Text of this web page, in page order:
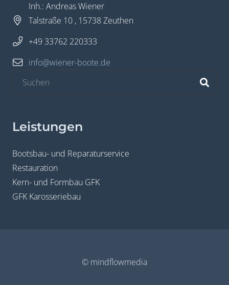
Inh.: Andreas Wiener
Talstraße 10 , 15738 Zeuthen
+49 33762 220333
info@wiener-boote.de
Leistungen
Bootsbau- und Reparaturservice
Restauration
Kern- und Formbau GFK
GFK Karosseriebau
© mindflowmedia
Widerruf bestätigen